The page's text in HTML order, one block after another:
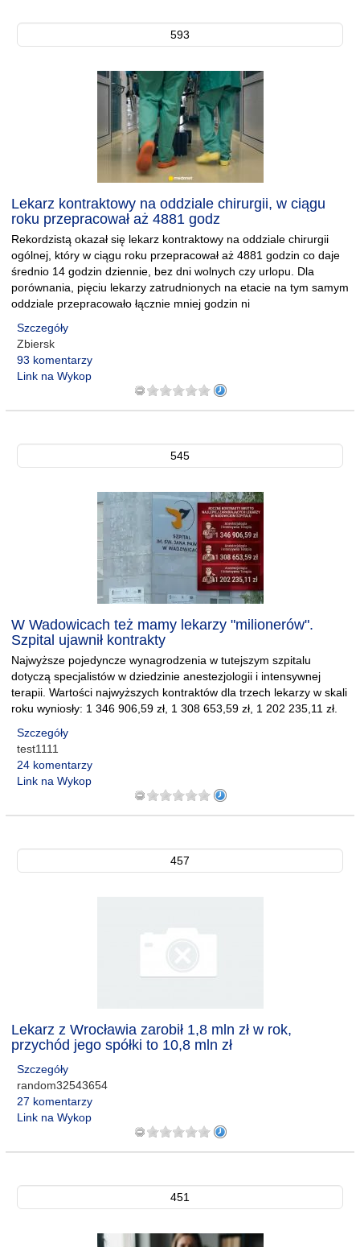
593
Lekarz kontraktowy na oddziale chirurgii, w ciągu
roku przepracował aż 4881 godz
Rekordzistą okazał się lekarz kontraktowy na oddziale chirurgii
ogólnej, który w ciągu roku przepracował aż 4881 godzin co daje
średnio 14 godzin dziennie, bez dni wolnych czy urlopu. Dla
porównania, pięciu lekarzy zatrudnionych na etacie na tym samym
oddziale przepracowało łącznie mniej godzin ni
Szczegóły
Zbiersk
93 komentarzy
Link na Wykop
545
W Wadowicach też mamy lekarzy "milionerów".
Szpital ujawnił kontrakty
Najwyższe pojedyncze wynagrodzenia w tutejszym szpitalu
dotyczą specjalistów w dziedzinie anestezjologii i intensywnej
terapii. Wartości najwyższych kontraktów dla trzech lekarzy w skali
roku wyniosły: 1 346 906,59 zł, 1 308 653,59 zł, 1 202 235,11 zł.
Szczegóły
test1111
24 komentarzy
Link na Wykop
457
Lekarz z Wrocławia zarobił 1,8 mln zł w rok,
przychód jego spółki to 10,8 mln zł
Szczegóły
random32543654
27 komentarzy
Link na Wykop
451